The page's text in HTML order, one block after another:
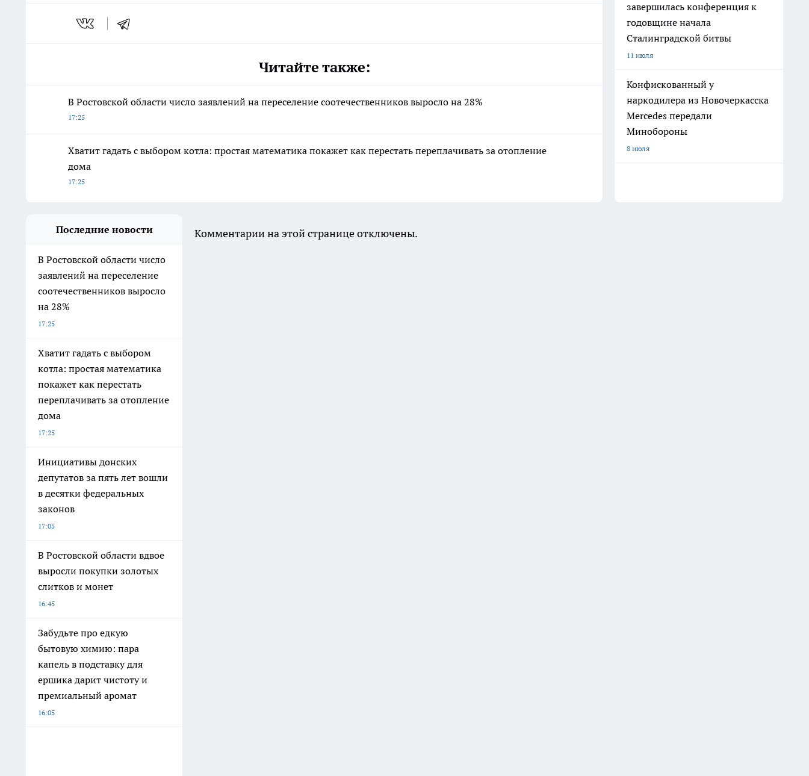
Читайте также:
В Ростовской области число заявлений на переселение соотечественников выросло на 28%
17:25
Хватит гадать с выбором котла: простая математика покажет как перестать переплачивать за отопление
дома
17:25
завершилась конференция к
годовщине начала
Сталинградской битвы
11 июля
Конфискованный у
наркодилера из Новочеркасска
Mercedes передали
Минобороны
8 июля
Последние новости
В Ростовской области число
заявлений на переселение
соотечественников выросло
на 28%
17:25
Хватит гадать с выбором
котла: простая математика
покажет как перестать
переплачивать за отопление
дома
17:25
Инициативы донских
депутатов за пять лет вошли
в десятки федеральных
законов
17:05
В Ростовской области вдвое
выросли покупки золотых
слитков и монет
16:45
Забудьте про едкую
бытовую химию: пара
капель в подставку для
ершика дарит чистоту и
премиальный аромат
16:05
Комментарии на этой странице отключены.